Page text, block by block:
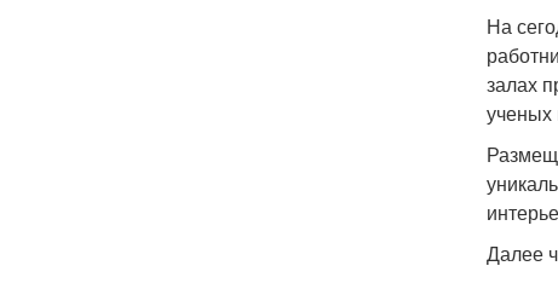
На
залах
ученых
Далее